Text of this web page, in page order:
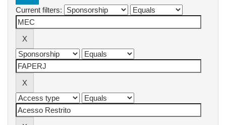
Current filters: